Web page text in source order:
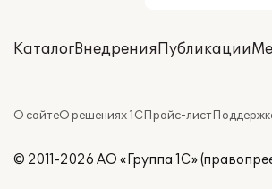
КаталогВнедренияПубликации
О сайтеО решениях 1СПрайс-лист
© 2011-2026 АО «Группа 1С»